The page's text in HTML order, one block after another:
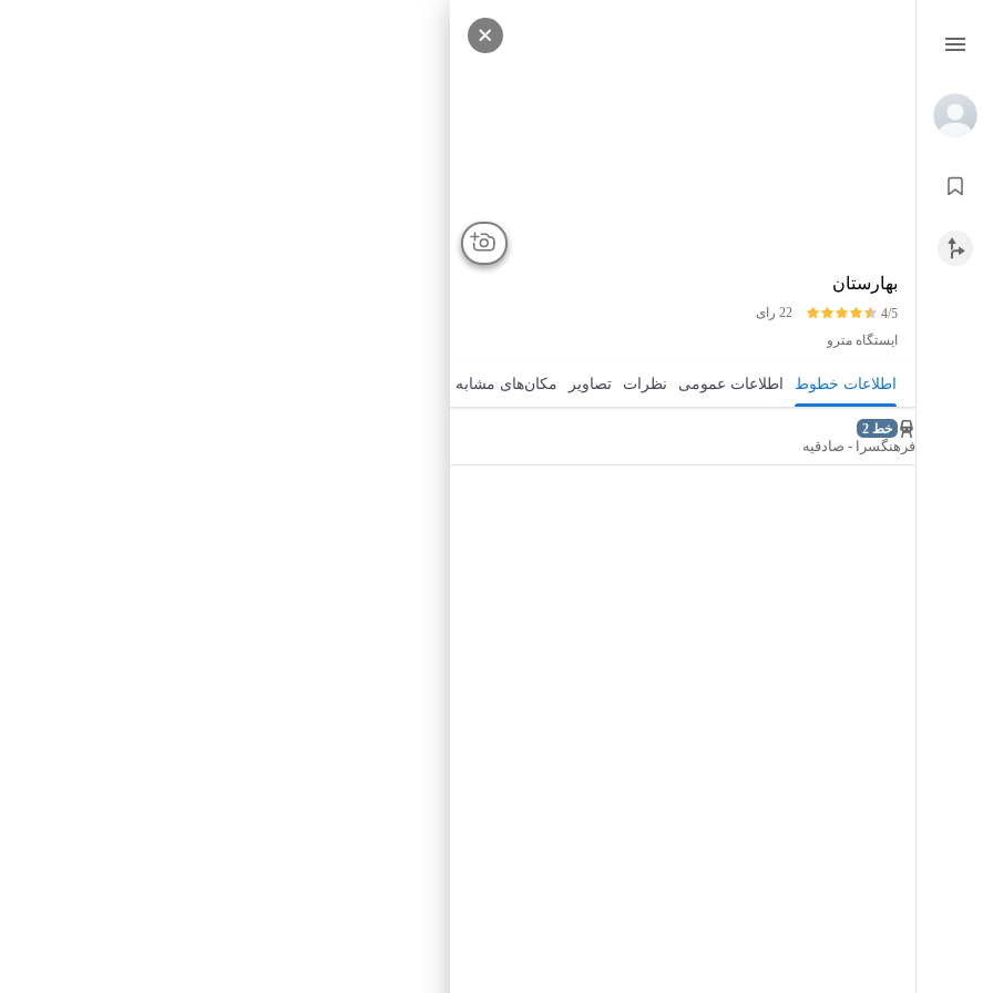
بهارستان
4/5
22 رای
ایستگاه مترو
اطلاعات خطوط اطلاعات عمومی نظرات تصاویر مکان‌های مشابه
خط 2
فرهنگسرا - صادقیه